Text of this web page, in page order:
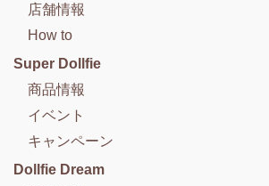
店舗情報
How to
Super Dollfie
商品情報
イベント
キャンペーン
Dollfie Dream